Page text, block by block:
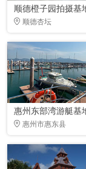
顺德橙子园拍摄基
顺德杏坛
惠州东部湾游艇基
惠州市惠东县